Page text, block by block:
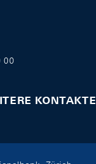
00
KONTAKTE